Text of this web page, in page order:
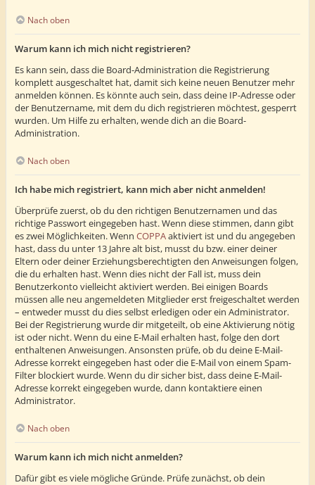
Nach oben
Warum kann ich mich nicht registrieren?
Es kann sein, dass die Board-Administration die Registrierung
komplett ausgeschaltet hat, damit sich keine neuen Benutzer mehr
anmelden können. Es könnte auch sein, dass deine IP-Adresse oder
der Benutzername, mit dem du dich registrieren möchtest, gesperrt
wurden. Um Hilfe zu erhalten, wende dich an die Board-
Administration.
Nach oben
Ich habe mich registriert, kann mich aber nicht anmelden!
Überprüfe zuerst, ob du den richtigen Benutzernamen und das
richtige Passwort eingegeben hast. Wenn diese stimmen, dann gibt
es zwei Möglichkeiten. Wenn COPPAaktiviert ist und du angegeben
hast, dass du unter 13 Jahre alt bist, musst du bzw. einer deiner
Eltern oder deiner Erziehungsberechtigten den Anweisungen folgen,
die du erhalten hast. Wenn dies nicht der Fall ist, muss dein
Benutzerkonto vielleicht aktiviert werden. Bei einigen Boards
müssen alle neu angemeldeten Mitglieder erst freigeschaltet werden
– entweder musst du dies selbst erledigen oder ein Administrator.
Bei der Registrierung wurde dir mitgeteilt, ob eine Aktivierung nötig
ist oder nicht. Wenn du eine E-Mail erhalten hast, folge den dort
enthaltenen Anweisungen. Ansonsten prüfe, ob du deine E-Mail-
Adresse korrekt eingegeben hast oder die E-Mail von einem Spam-
Filter blockiert wurde. Wenn du dir sicher bist, dass deine E-Mail-
Adresse korrekt eingegeben wurde, dann kontaktiere einen
Administrator.
Nach oben
Warum kann ich mich nicht anmelden?
Dafür gibt es viele mögliche Gründe. Prüfe zunächst, ob dein